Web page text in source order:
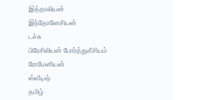
இத்தாலியன்
இந்தோனேசியன்
டச்சு
பிரேசிலியன் போர்த்துகீசியம்
ரோமேனியன்
ஸ்வீடிஷ்
தமிழ்